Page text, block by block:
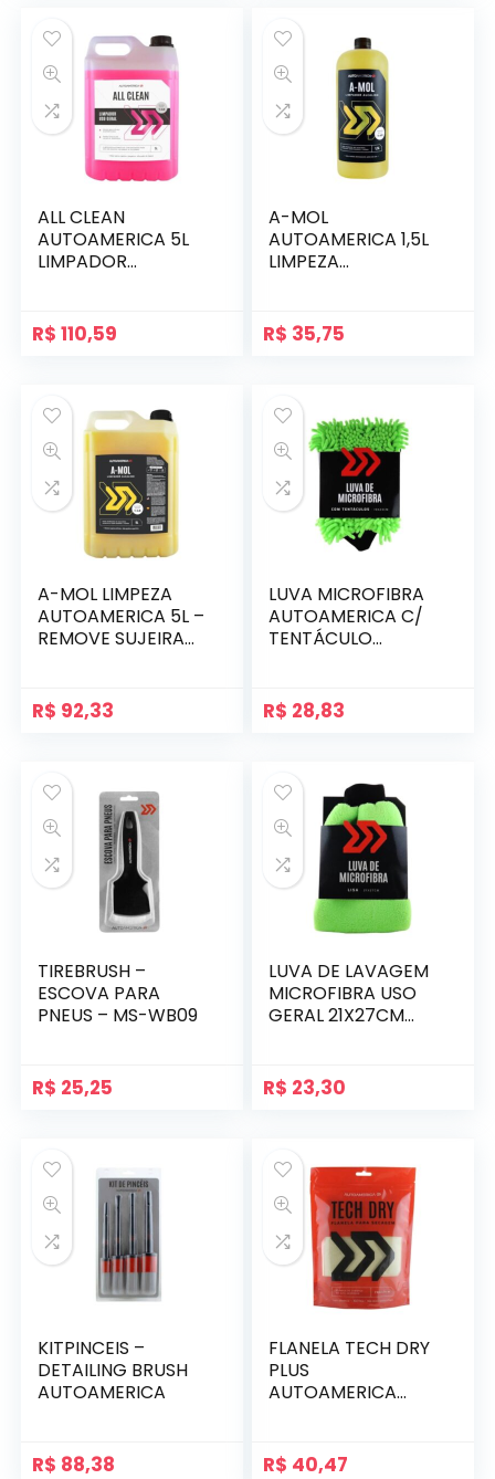
ALL CLEAN
AUTOAMERICA 5L
LIMPADOR
R$ 110,59
A-MOL
AUTOAMERICA 1,5L
LIMPEZA
R$ 35,75
A-MOL LIMPEZA
AUTOAMERICA 5L –
REMOVE SUJEIRA
R$ 92,33
LUVA MICROFIBRA
AUTOAMERICA C/
TENTÁCULO
R$ 28,83
TIREBRUSH –
ESCOVA PARA
PNEUS – MS-WB09
R$ 25,25
LUVA DE LAVAGEM
MICROFIBRA USO
GERAL 21X27CM
R$ 23,30
KITPINCEIS –
DETAILING BRUSH
AUTOAMERICA
R$ 88,38
FLANELA TECH DRY
PLUS
AUTOAMERICA
R$ 40,47